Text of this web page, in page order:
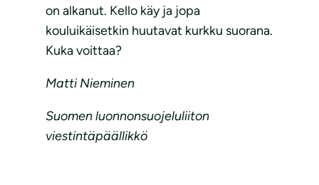
on alkanut. Kello käy ja jopa
kouluikäisetkin huutavat kurkku suorana.
Kuka voittaa?
Matti Nieminen
Suomen luonnonsuojeluliiton
viestintäpäällikkö